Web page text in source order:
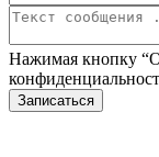
Нажимая кнопку
Записаться